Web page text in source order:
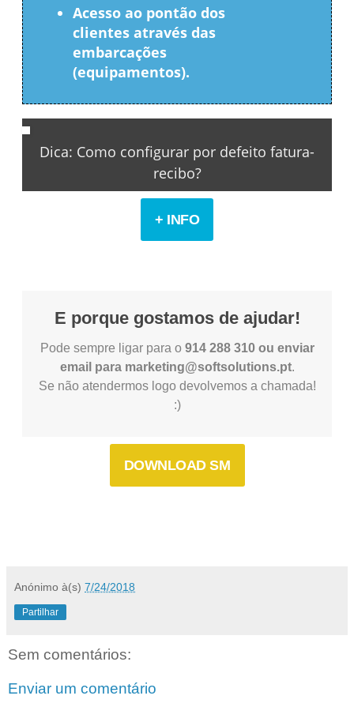
Acesso ao pontão dos
clientes através das
embarcações
(equipamentos).
Dica: Como configurar por defeito fatura-
recibo?
+ INFO
E porque gostamos de ajudar!
Pode sempre ligar para o 914 288 310 ou enviar
email para marketing@softsolutions.pt.
Se não atendermos logo devolvemos a chamada!
:)
DOWNLOAD SM
Anónimo à(s) 7/24/2018
Partilhar
Sem comentários:
Enviar um comentário